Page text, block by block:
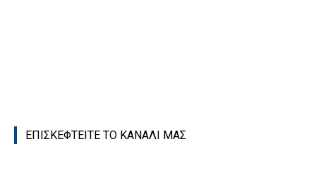
ΕΠΙΣΚΕΦΤΕΙΤΕ ΤΟ ΚΑΝΑΛΙ ΜΑΣ